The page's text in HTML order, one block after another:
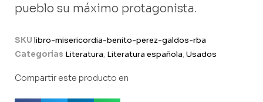
pueblo su máximo protagonista.
SKUlibro-misericordia-benito-perez-galdos-rba
Categorías Literatura, Literatura española,Usados
Compartir este producto en